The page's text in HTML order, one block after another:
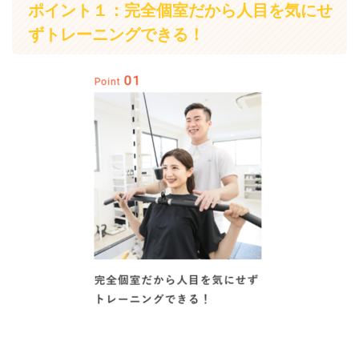
ポイント１：完全個室だから人目を気にせ
ずトレーニングできる！